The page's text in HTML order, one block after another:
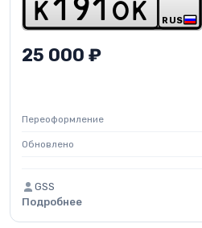
k 1 91 o k RUS
25 000 ₽
Переоформление
Обновлено
GSS
Подробнее